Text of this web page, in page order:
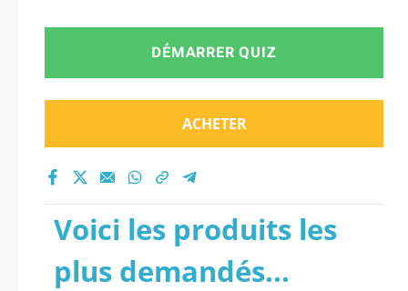
DÉMARRER QUIZ
ACHETER
Voici les produits les
plus demandés...